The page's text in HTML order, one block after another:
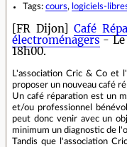
Tags: cours, logiciels-
[FR Dijon]Café
électroménagers- Le
18h00.
L'association Cric & Co et
proposer un nouveau café
Un café réparation est un
et/ou professionnel
peut donc venir avec un
minimum un diagnostic de
Tandis que l'association